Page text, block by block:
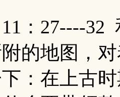
：27----
附的地图，
：在上古